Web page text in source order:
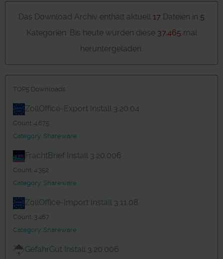
Das Download Archiv enthält aktuell 17 Dateien in 5
Kategorien. Bis heute wurden diese 37.465 mal
heruntergeladen.
TOP5 Downloads
ZollOffice-Export Install 3.20.04
Count: 4.675
Category: Shareware
FrachtBrief Install 3.20.006
Count: 4.352
Category: Shareware
ZollOffice-Import Install 3.11.08
Count: 3.467
Category: Shareware
GefahrGut Install 3.20.006